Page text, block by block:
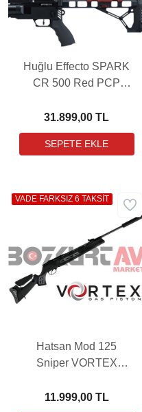
Huğlu Effecto SPARK
CR 500 Red PCP
31.899,00 TL
Hatsan Mod 125
Sniper VORTEX
11.999,00 TL
VADE FARKSIZ 6 TAKSİT